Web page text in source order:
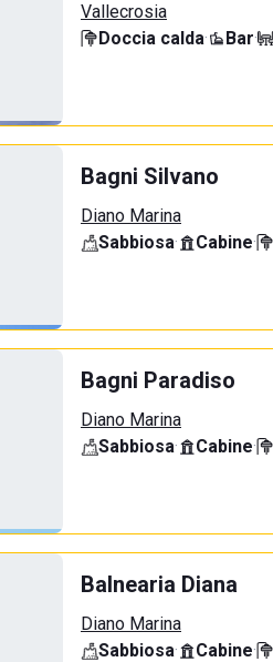
Vallecrosia
Doccia calda· Bar·
Bagni Silvano
Diano Marina
Sabbiosa· Cabine·
Bagni Paradiso
Diano Marina
Sabbiosa· Cabine·
Balnearia Diana
Diano Marina
Sabbiosa· Cabine·